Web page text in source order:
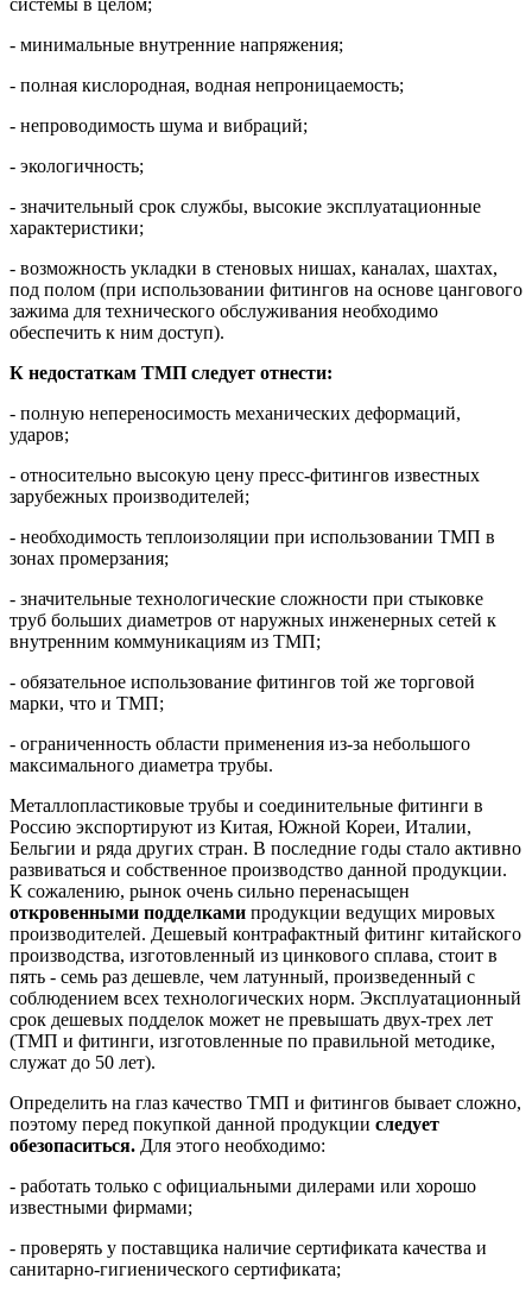
- минимальные внутренние напряжения;
- полная кислородная, водная непроницаемость;
- непроводимость шума и вибраций;
- экологичность;
- значительный срок службы, высокие эксплуатационные
характеристики;
- возможность укладки в стеновых нишах, каналах, шахтах,
под полом (при использовании фитингов на основе цангового
зажима для технического обслуживания необходимо
обеспечить к ним доступ).
К недостаткам ТМП следует отнести:
- полную непереносимость механических деформаций,
ударов;
- относительно высокую цену пресс-фитингов известных
зарубежных производителей;
- необходимость теплоизоляции при использовании ТМП в
зонах промерзания;
- значительные технологические сложности при стыковке
труб больших диаметров от наружных инженерных сетей к
внутренним коммуникациям из ТМП;
- обязательное использование фитингов той же торговой
марки, что и ТМП;
- ограниченность области применения из-за небольшого
максимального диаметра трубы.
Металлопластиковые трубы и соединительные фитинги в
Россию экспортируют из Китая, Южной Кореи, Италии,
Бельгии и ряда других стран. В последние годы стало активно
развиваться и собственное производство данной продукции.
К сожалению, рынок очень сильно перенасыщен
откровенными подделками продукции ведущих мировых
производителей. Дешевый контрафактный фитинг китайского
производства, изготовленный из цинкового сплава, стоит в
пять - семь раз дешевле, чем латунный, произведенный с
соблюдением всех технологических норм. Эксплуатационный
срок дешевых подделок может не превышать двух-трех лет
(ТМП и фитинги, изготовленные по правильной методике,
служат до 50 лет).
Определить на глаз качество ТМП и фитингов бывает сложно,
поэтому перед покупкой данной продукции следует
обезопаситься. Для этого необходимо:
- работать только с официальными дилерами или хорошо
известными фирмами;
- проверять у поставщика наличие сертификата качества и
санитарно-гигиенического сертификата;